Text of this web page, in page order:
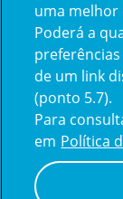
Centro de
uma melhor
Poderá a
preferências
de um link
(ponto 5.7).
Para
em Política